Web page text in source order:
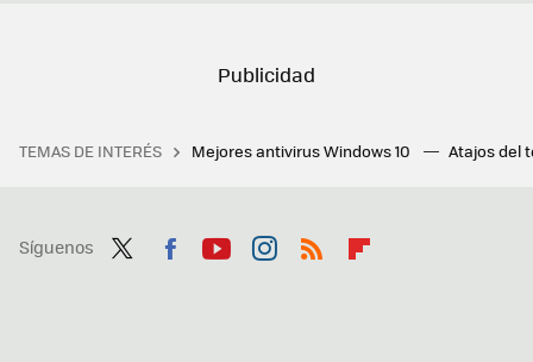
TEMAS DE INTERÉS Mejores antivirus Windows 10 Atajos del
Síguenos